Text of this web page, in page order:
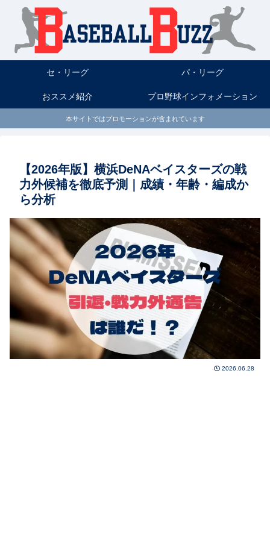
セ・リーグ パ・リーグ
おススメ紹介 プロ野球インフォメーション
本サイトではプロモーションが含まれています
【2026年版】横浜DeNAベイスターズの戦
力外候補を徹底予測｜成績・年齢・編成か
ら分析
2026.06.28